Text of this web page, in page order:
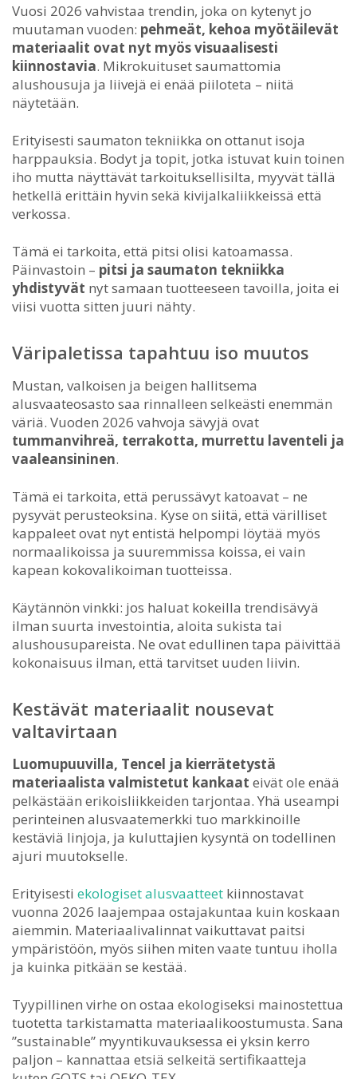
Vuosi 2026 vahvistaa trendin, joka on kytenyt jo
muutaman vuoden: pehmeät, kehoa myötäilevät
materiaalit ovat nyt myös visuaalisesti
kiinnostavia. Mikrokuituset saumattomia
alushousuja ja liivejä ei enää piiloteta – niitä
näytetään.
Erityisesti saumaton tekniikka on ottanut isoja
harppauksia. Bodyt ja topit, jotka istuvat kuin toinen
iho mutta näyttävät tarkoituksellisilta, myyvät tällä
hetkellä erittäin hyvin sekä kivijalkaliikkeissä että
verkossa.
Tämä ei tarkoita, että pitsi olisi katoamassa.
Päinvastoin – pitsi ja saumaton tekniikka
yhdistyvät nyt samaan tuotteeseen tavoilla, joita ei
viisi vuotta sitten juuri nähty.
Väripaletissa tapahtuu iso muutos
Mustan, valkoisen ja beigen hallitsema
alusvaateosasto saa rinnalleen selkeästi enemmän
väriä. Vuoden 2026 vahvoja sävyjä ovat
tummanvihreä, terrakotta, murrettu laventeli ja
vaaleansininen.
Tämä ei tarkoita, että perussävyt katoavat – ne
pysyvät perusteoksina. Kyse on siitä, että värilliset
kappaleet ovat nyt entistä helpompi löytää myös
normaalikoissa ja suuremmissa koissa, ei vain
kapean kokovalikoiman tuotteissa.
Käytännön vinkki: jos haluat kokeilla trendisävyä
ilman suurta investointia, aloita sukista tai
alushousupareista. Ne ovat edullinen tapa päivittää
kokonaisuus ilman, että tarvitset uuden liivin.
Kestävät materiaalit nousevat
valtavirtaan
Luomupuuvilla, Tencel ja kierrätetystä
materiaalista valmistetut kankaat eivät ole enää
pelkästään erikoisliikkeiden tarjontaa. Yhä useampi
perinteinen alusvaatemerkki tuo markkinoille
kestäviä linjoja, ja kuluttajien kysyntä on todellinen
ajuri muutokselle.
Erityisesti ekologiset alusvaatteet kiinnostavat
vuonna 2026 laajempaa ostajakuntaa kuin koskaan
aiemmin. Materiaalivalinnat vaikuttavat paitsi
ympäristöön, myös siihen miten vaate tuntuu iholla
ja kuinka pitkään se kestää.
Tyypillinen virhe on ostaa ekologiseksi mainostettua
tuotetta tarkistamatta materiaalikoostumusta. Sana
”sustainable” myyntikuvauksessa ei yksin kerro
paljon – kannattaa etsiä selkeitä sertifikaatteja